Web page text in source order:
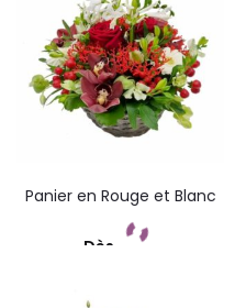
Panier en Rouge et Blanc
Dès